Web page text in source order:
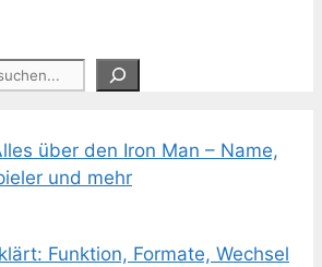
über den Iron Man – Name,
und mehr
Funktion, Formate, Wechsel